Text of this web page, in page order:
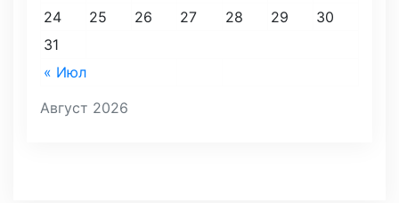
Август 2026
« Июл
24
25 26 27 28 29
30
31